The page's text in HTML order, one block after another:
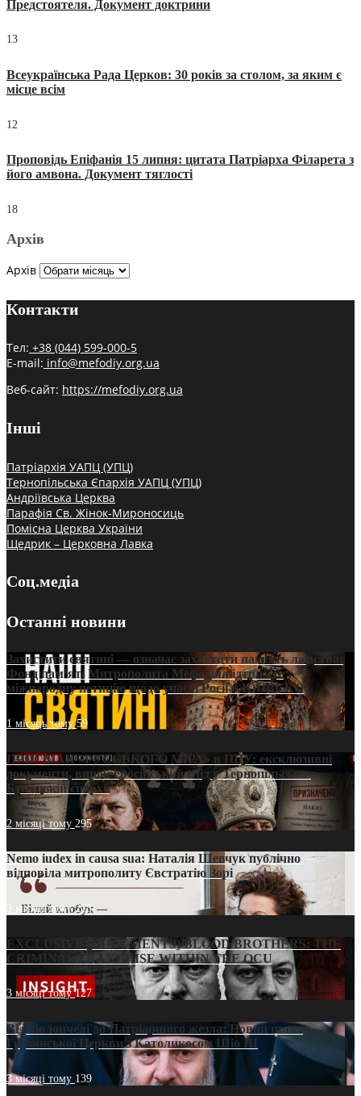
Предстоятеля. Документ доктрини
13
Всеукраїнська Рада Церков: 30 років за столом, за яким є
місце всім
12
Проповідь Епіфанія 15 липня: цитата Патріарха Філарета з
його амвона. Документ тяглості
18
Архів
Архів
Контакти
Тел: +38 (044) 599-000-5
E-mail: info@mefodiy.org.ua
Веб-сайт: https://mefodiy.org.ua
Інші
Патріархія УАПЦ (УПЦ)
Тернопільська Єпархія УАПЦ (УПЦ)
Андріївська Церква
Парафія Св. Жінок-Мироносиць
Помісна Церква України
Щедрик – Церковна Лавка
Соц.медіа
Останні новини
Захистити святині — означає захистити пам’ять людства:
Фонд пам’яті Митрополита Мефодія підтримує
міжнародну петицію щодо участі Росії в ЮНЕСКО
1 місяць тому59
ПРИСМАК «РУССЬКОГО МІРА» в ПЦУ: ексклюзивні
документи, вирок і російський слід у Тернопільсько-
Бучацькій єпархії
2 місяці тому 295
Nemo iudex in causa sua: Наталія Шевчук публічно
відповіла митрополиту Євстратію Зорі
3 місяці тому213
EXCLUSIVE (DOCUMENTS)/BLOOD BROTHERS: THE
CRIMINAL FRANCHISE WITHIN THE OCU
3 місяці тому127
Від віолончелі до Патріаршого жезла: Новий шлях
Грузинської Церкви з Католикосом Шіо III
3 місяці тому 139